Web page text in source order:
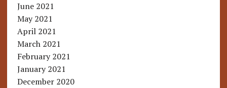
June 2021
May 2021
April 2021
March 2021
February 2021
January 2021
December 2020